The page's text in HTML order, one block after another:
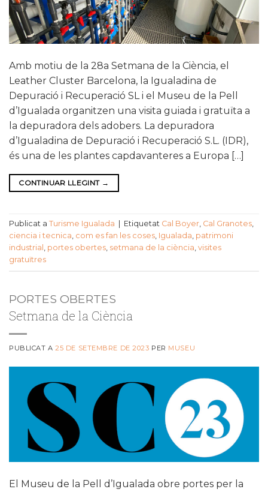
Amb motiu de la 28a Setmana de la Ciència, el
Leather Cluster Barcelona, la Igualadina de
Depuració i Recuperació SL i el Museu de la Pell
d’Igualada organitzen una visita guiada i gratuïta a
la depuradora dels adobers. La depuradora
d’Igualadina de Depuració i Recuperació S.L. (IDR),
és una de les plantes capdavanteres a Europa […]
CONTINUAR LLEGINT →
Publicat a Turisme Igualada Etiquetat Cal Boyer, Cal Granotes,
ciencia i tecnica, com es fan les coses, Igualada, patrimoni
industrial , portes obertes, setmana de la ciència, visites
gratuïtres
PORTES OBERTES
Setmana de la Ciència
PUBLICAT A25 DE SETEMBRE DE 2023 PER MUSEU
El Museu de la Pell d’Igualada obre portes per la